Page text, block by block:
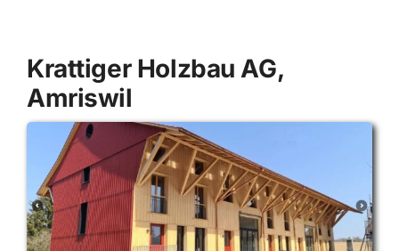
Krattiger Holzbau AG,
Amriswil